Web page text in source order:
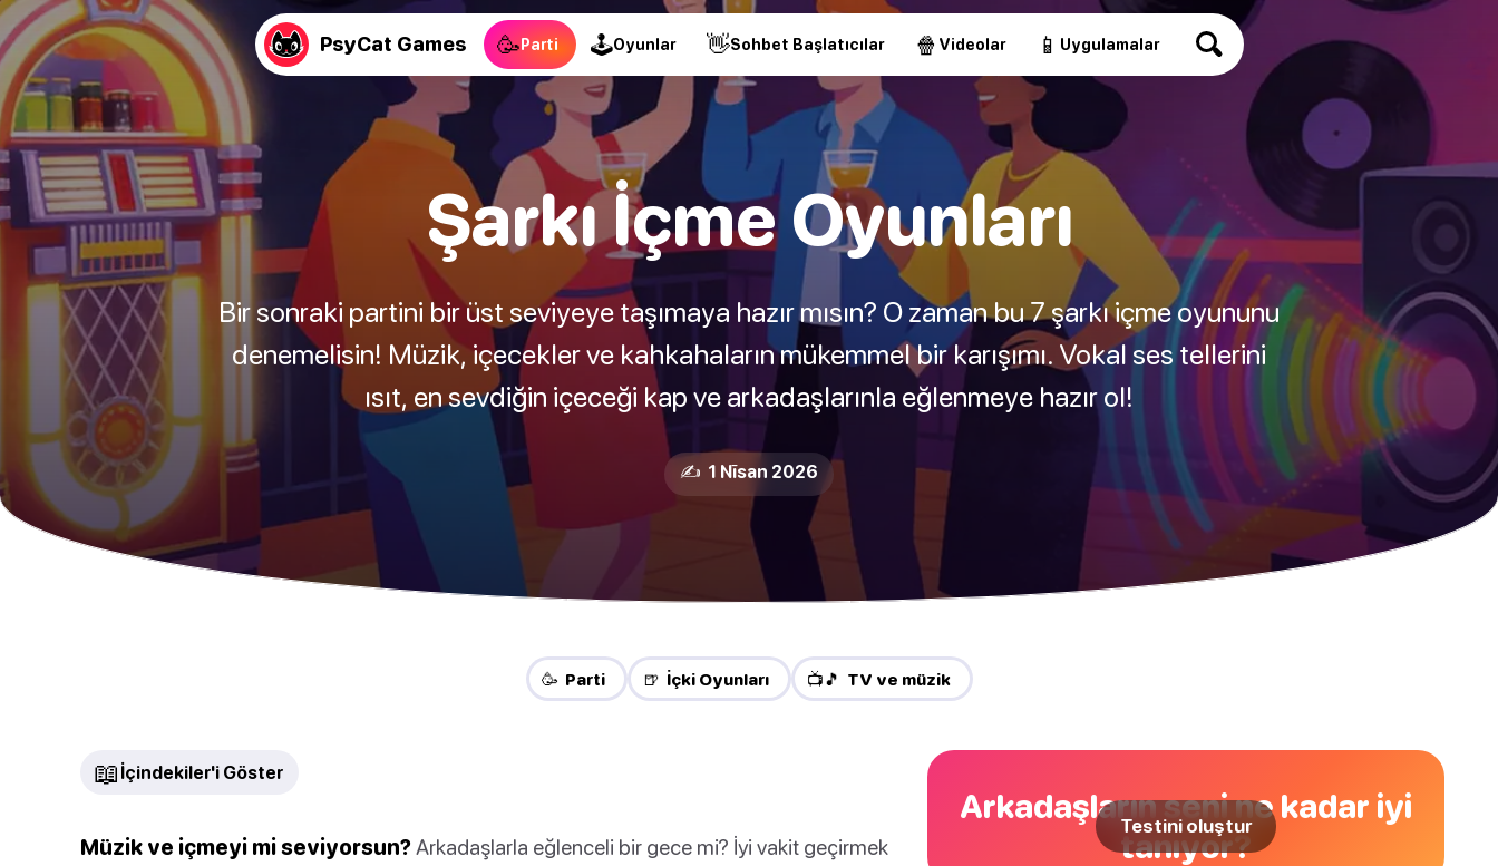
PsyCat Games 🥳Parti 🕹Oyunlar 👋Sohbet Başlatıcılar 🍿 Videolar 📱 Uygulamalar
Şarkı İçme Oyunları
Bir sonraki partini bir üst seviyeye taşımaya hazır mısın? O zaman bu 7 şarkı içme oyununu
denemelisin! Müzik, içecekler ve kahkahaların mükemmel bir karışımı. Vokal ses tellerini
ısıt, en sevdiğin içeceği kap ve arkadaşlarınla eğlenmeye hazır ol!
✍️ 1 Nīsan 2026
🥳 Parti 🍺 İçki Oyunları 📺🎵 TV ve müzik
📖 İçindekiler'i Göster
Müzik ve içmeyi mi seviyorsun?Arkadaşlarla eğlenceli bir gece mi? İyi vakit geçirmek
Arkadaşların seni ne kadar iyi
tanıyor?
Testini oluştur